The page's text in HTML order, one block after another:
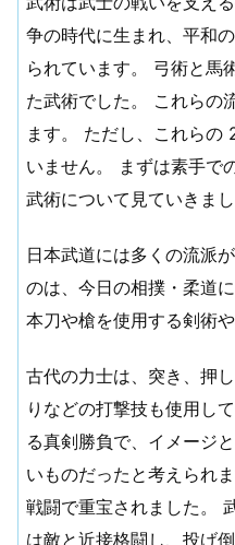
争の時代に生まれ、平和
られています。 弓術と馬
た武術でした。 これらの
ます。 ただし、これらの
いません。 まずは素手で
武術について見ていきまし
日本武道には多くの流派
のは、今日の相撲・柔道
本刀や槍を使用する剣術や
古代の力士は、突き、押
りなどの打撃技も使用し
る真剣勝負で、イメージ
いものだったと考えられ
戦闘で重宝されました。
は敵と近接格闘し、投げ